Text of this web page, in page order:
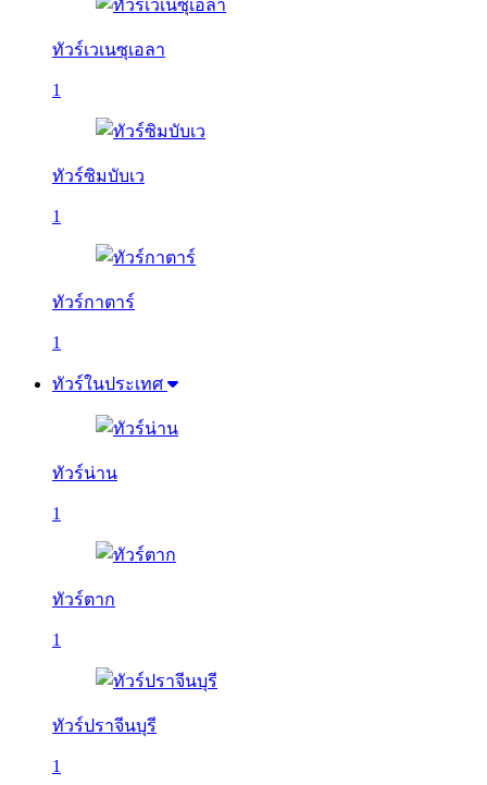
ทัวร์เวเนซุเอลา
1
ทัวร์ซิมบับเว
1
ทัวร์กาตาร์
1
ทัวร์ในประเทศ
ทัวร์น่าน
1
ทัวร์ตาก
1
ทัวร์ปราจีนบุรี
1